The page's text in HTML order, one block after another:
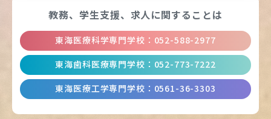
教務、学生支援、 求人に関することは
東海医療科学専門学校 ： 052-588-2977
東海歯科医療専門学校 ： 052-773-7222
東海医療工学専門学校 ： 0561-36-3303